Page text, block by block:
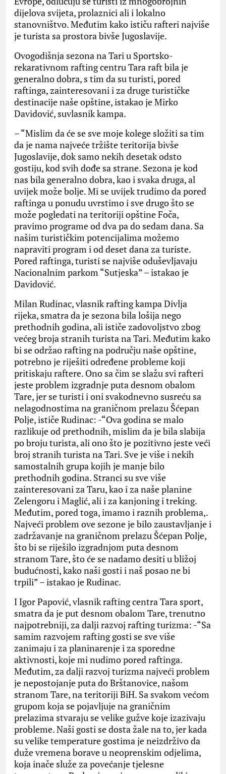
dijelova svijeta, prolaznici ali i lokalno
stanovništvo. Međutim kako ističu rafteri najviše
je turista sa prostora bivše Jugoslavije.
Ovogodišnja sezona na Tari u Sportsko-
rekarativnom rafting centru Tara raft bila je
generalno dobra, s tim da su turisti, pored
raftinga, zainteresovani i za druge turističke
destinacije naše opštine, istakao je Mirko
Davidović, suvlasnik kampa.
– “Mislim da će se sve moje kolege složiti sa tim
da je nama najveće tržište teritorija bivše
Jugoslavije, dok samo nekih desetak odsto
gostiju, kod svih dođe sa strane. Sezona je kod
nas bila generalno dobra, kao i svaka druga, al
uvijek može bolje. Mi se uvijek trudimo da pored
raftinga u ponudu uvrstimo i sve drugo što se
može pogledati na teritoriji opštine Foča,
pravimo programe od dva pa do sedam dana. Sa
našim turističkim potencijalima možemo
napraviti program i od deset dana za turiste.
Pored raftinga, turisti se najviše oduševljavaju
Nacionalnim parkom “Sutjeska” – istakao je
Davidović.
Milan Rudinac, vlasnik rafting kampa Divlja
rijeka, smatra da je sezona bila lošija nego
prethodnih godina, ali ističe zadovoljstvo zbog
većeg broja stranih turista na Tari. Međutim kako
bi se održao rafting na području naše opštine,
potrebno je riješiti određene probleme koji
pritiskaju raftere. Ono sa čim se slažu svi rafteri
jeste problem izgradnje puta desnom obalom
Tare, jer se turisti i oni svakodnevno susreću sa
nelagodnostima na graničnom prelazu Šćepan
Polje, ističe Rudinac: -“Ova godina se malo
razlikuje od prethodnih, mislim da je bila slabija
po broju turista, ali ono što je pozitivno jeste veći
broj stranih turista na Tari. Sve je više i nekih
samostalnih grupa kojih je manje bilo
prethodnih godina. Stranci su sve više
zainteresovani za Taru, kao i za naše planine
Zelengoru i Maglić, ali i za kanjoning i treking.
Međutim, pored toga, imamo i raznih problema,.
Najveći problem ove sezone je bilo zaustavljanje i
zadržavanje na graničnom prelazu Šćepan Polje,
što bi se riješilo izgradnjom puta desnom
stranom Tare, što će se nadamo desiti u bližoj
budućnosti, kako naši gosti i naš posao ne bi
trpili” – istakao je Rudinac.
I Igor Papović, vlasnik rafting centra Tara sport,
smatra da je put desnom obalom Tare, trenutno
najpotrebniji, za dalji razvoj rafting turizma: -“Sa
samim razvojem rafting gosti se sve više
zanimaju i za planinarenje i za sporedne
aktivnosti, koje mi nudimo pored raftinga.
Međutim, za dalji razvoj turizma najveći problem
je nepostojanje puta do Brštanovice, našom
stranom Tare, na teritoriji BiH. Sa svakom većom
grupom koja se pojavljuje na graničnim
prelazima stvaraju se velike gužve koje izazivaju
probleme. Naši gosti se dosta žale na to, jer kada
su velike temperature gostima je neizdrživo da
duže vremena borave u neoprenskim odjelima,
koja inače služe za povećanje tjelesne